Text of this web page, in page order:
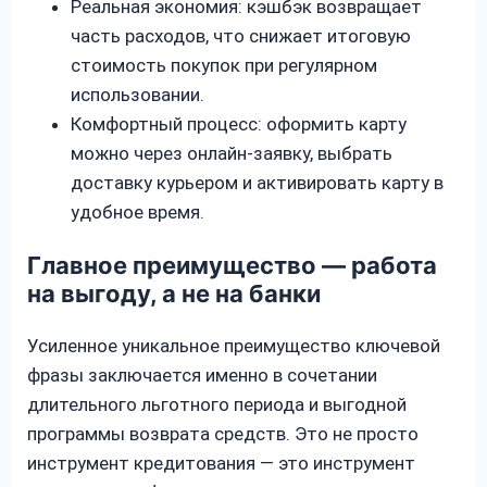
Реальная экономия: кэшбэк возвращает
часть расходов, что снижает итоговую
стоимость покупок при регулярном
использовании.
Комфортный процесс: оформить карту
можно через онлайн-заявку, выбрать
доставку курьером и активировать карту в
удобное время.
Главное преимущество — работа
на выгоду, а не на банки
Усиленное уникальное преимущество ключевой
фразы заключается именно в сочетании
длительного льготного периода и выгодной
программы возврата средств. Это не просто
инструмент кредитования — это инструмент